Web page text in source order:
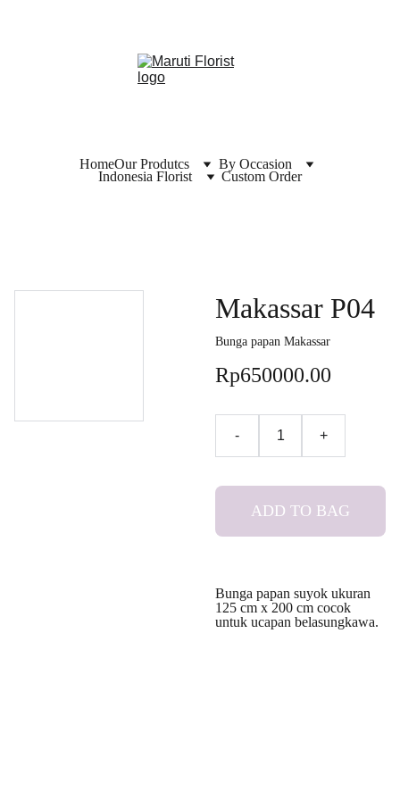
HomeOur Produtcs
By Occasion
Indonesia Florist
Custom Order
Makassar P04
Bunga papan Makassar
Rp650000.00
- +
ADD TO BAG
Bunga papan suyok ukuran
125 cm x 200 cm cocok
untuk ucapan belasungkawa.